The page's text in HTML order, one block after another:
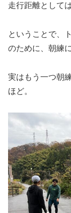
走行距離として
ということで、
のために、朝練
実はもう一つ朝
ほど。